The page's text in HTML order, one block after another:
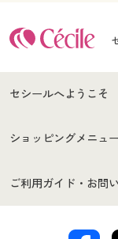
セシールへようこそ
はじめての方へ
セシールご利用規約
ショッピングメニュー
商品カテゴリ
ご利用ガイド・お問